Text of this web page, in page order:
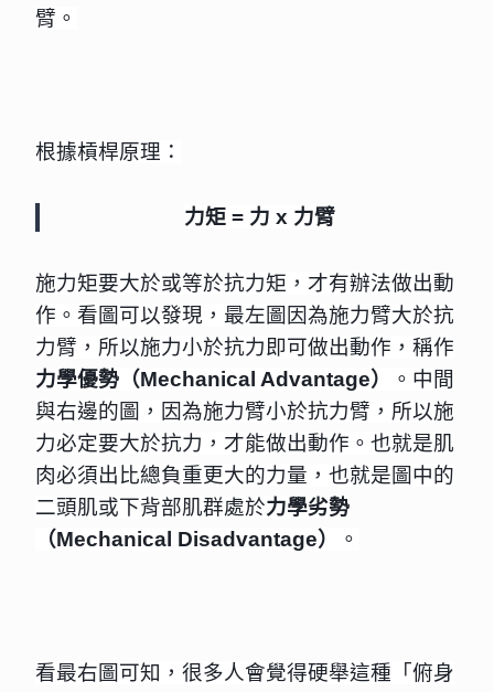
臂。
根據槓桿原理：
力矩 = 力 x 力臂
施力矩要大於或等於抗力矩，才有辦法做出動
作。看圖可以發現，最左圖因為施力臂大於抗
力臂，所以施力小於抗力即可做出動作，稱作
力學優勢（Mechanical Advantage）
。中間
與右邊的圖，因為施力臂小於抗力臂，所以施
力必定要大於抗力，才能做出動作。也就是肌
肉必須出比總負重更大的力量，也就是圖中的
二頭肌或下背部肌群處於力學劣勢
（Mechanical Disadvantage）
。
看最右圖可知，很多人會覺得硬舉這種「俯身